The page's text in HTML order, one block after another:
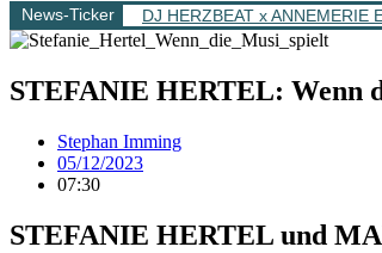
News-Ticker DJ HERZBEAT x ANNEMERIE
STEFANIE HERTEL: Wenn
Stephan Imming
05/12/2023
07:30
STEFANIE HERTEL und